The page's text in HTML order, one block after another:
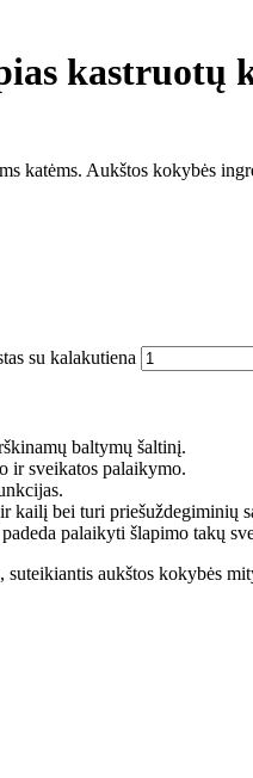
kastruotų
katėms. Aukštos kokybės
su kalakutiena
baltymų šaltinį.
ir sveikatos palaikymo.
kailį bei turi priešuždegiminių
palaikyti šlapimo takų
aukštos kokybės